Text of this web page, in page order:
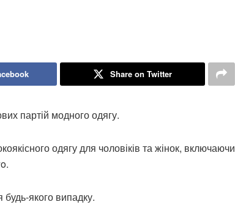
Share on Twitter
партій модного одягу.
одягу для чоловіків та жінок, включаючи
якого випадку.